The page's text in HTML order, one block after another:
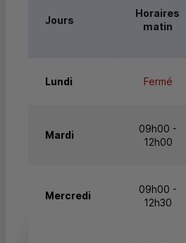
Jours
Horaires
matin
Lundi Fermé
Mardi
09h00 -
12h00
Mercredi
09h00 -
12h30